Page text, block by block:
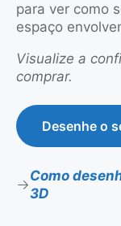
para ver como
espaço
Visualize a
comprar.
Desenhe o
Como
3D